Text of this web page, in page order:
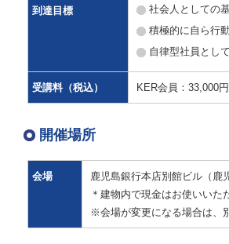
到達目標
社会人としての
積極的に自ら行
自律型社員とし
受講料（税込） KER会員：33,000
開催場所
会場
鹿児島銀行本店別館ビル（鹿
＊建物内で現金はお使いいた
※会場が変更になる場合は、